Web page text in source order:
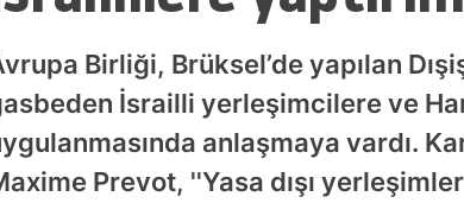
Birliği, Brüksel’de yapılan
İsrailli yerleşimcilere ve
anlaşmaya vardı.
Prevot, ''Yasa dışı